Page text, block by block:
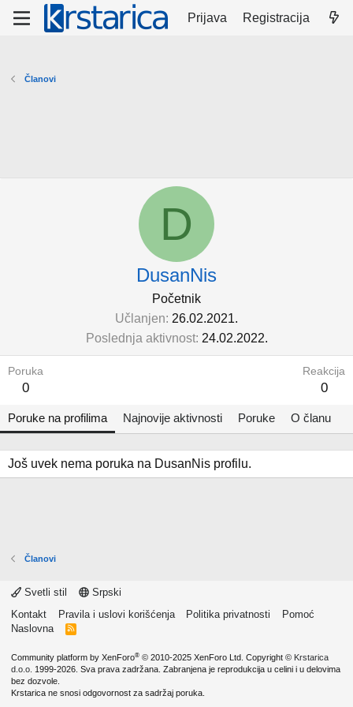
Prijava Registracija
Članovi
D
DusanNis
Početnik
Učlanjen 26.02.2021.
Poslednja aktivnost 24.02.2022.
Poruka
0
Reakcija
0
Poruke na profilima Najnovije aktivnosti Poruke O članu
Još uvek nema poruka na DusanNis profilu.
Članovi
Svetli stil
Srpski
Kontakt
Pravila i uslovi korišćenja Politika privatnosti
Pomoć
Naslovna
R
Community platform by XenForo® © 2010-2025 XenForo Ltd. Copyright © Krstarica
d.o.o. 1999-2026. Sva prava zadržana. Zabranjena je reprodukcija u celini i u delovima
bez dozvole.
Krstarica ne snosi odgovornost za sadržaj poruka.